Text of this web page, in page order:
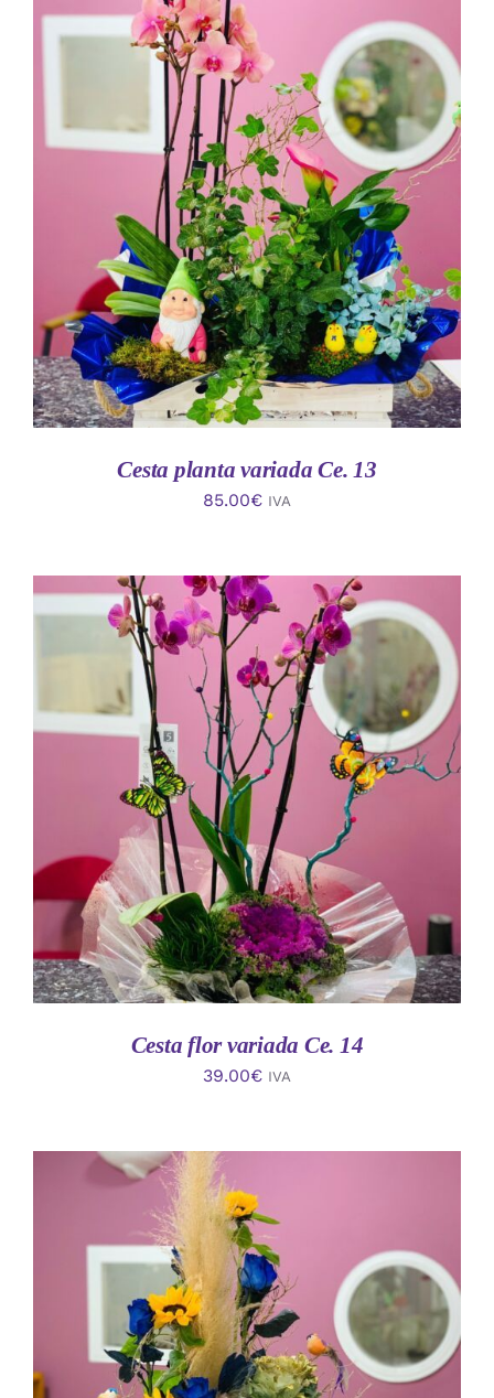
AÑADIR AL CARRITO
/
DETALLES
Cesta planta variada Ce. 13
85.00€ IVA
AÑADIR AL CARRITO
DETALLES
Cesta flor variada Ce. 14
39.00€ IVA
AÑADIR AL CARRITO
/
DETALLES